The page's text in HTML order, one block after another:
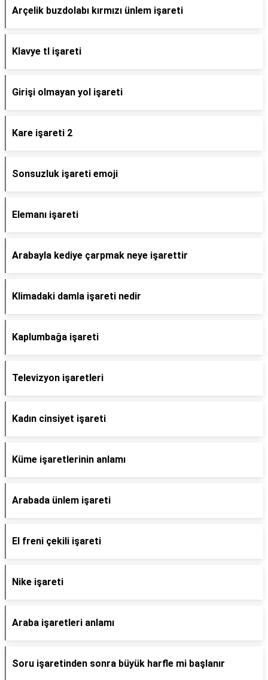
Arçelik buzdolabı kırmızı ünlem işareti
Klavye tl işareti
Girişi olmayan yol işareti
Kare işareti 2
Sonsuzluk işareti emoji
Elemanı işareti
Arabayla kediye çarpmak neye işarettir
Klimadaki damla işareti nedir
Kaplumbağa işareti
Televizyon işaretleri
Kadın cinsiyet işareti
Küme işaretlerinin anlamı
Arabada ünlem işareti
El freni çekili işareti
Nike işareti
Araba işaretleri anlamı
Soru işaretinden sonra büyük harfle mi başlanır